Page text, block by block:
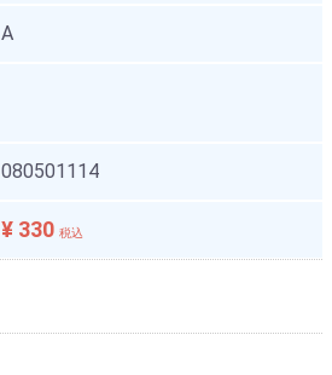
A
080501114
¥ 330 税込